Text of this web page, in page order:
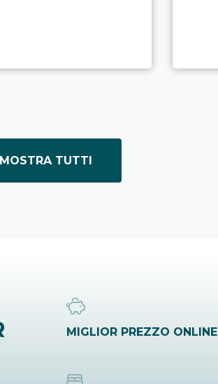
MOSTRA TUTTI
MIGLIOR PREZZO ONLINE